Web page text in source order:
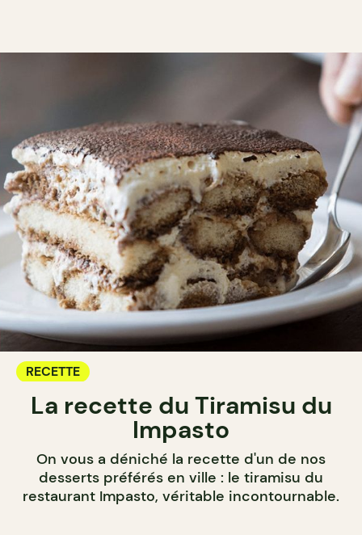
RECETTE
La recette du Tiramisu du
Impasto
On vous a déniché la recette d'un de nos
desserts préférés en ville : le tiramisu du
restaurant Impasto, véritable incontournable.